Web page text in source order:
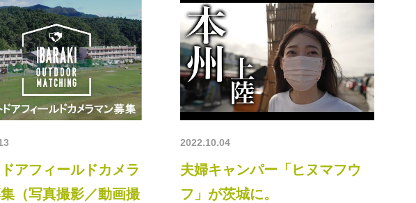
アフィールドカメラ
（写真撮影／動画撮
2022.10.04
夫婦キャンパー「ヒヌマフウ
フ」が茨城に。